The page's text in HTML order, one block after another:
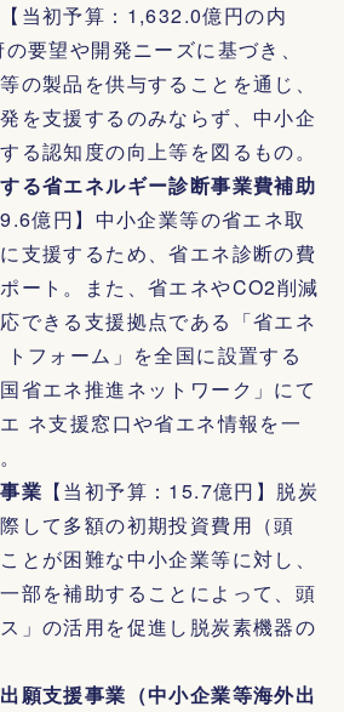
【当初予算：1,632.0億円の内
要望や開発ニーズに基づき、
の製品を供与することを通じ、
を支援するのみならず、中小企
る認知度の向上等を図るもの。
る省エネルギー診断事業費補助
9.6億円】中小企業等の省エネ取
支援するため、省エネ診断の費
ート。また、省エネやCO2削減
できる支援拠点である「省エネ
フォーム」を全国に設置する
省エネ推進ネットワーク」にて
ネ支援窓口や省エネ情報を一
業 【当初予算：15.7億円】脱炭
して多額の初期投資費用（頭
とが困難な中小企業等に対し、
部を補助することによって、頭
」の活用を促進し脱炭素機器の
願支援事業（中小企業等海外出